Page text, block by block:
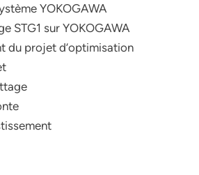
YOKOGAWA
STG1 sur YOKOGAWA
du projet d’optimisation